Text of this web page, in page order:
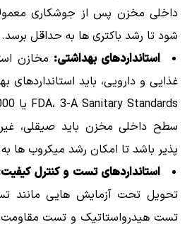
داخلی مخزن پس از جوشکاری
شود تا رشد باکتری ها به حداقل برسد.
استانداردهای بهداشتی: مخازن
غذایی و دارویی، باید استانداردهای
سطح داخلی مخزن باید صیقلی،
پذیر باشد تا امکان رشد میکروب ها
استانداردهای تست و کنترل
تحویل تحت آزمایش هایی مانند
تست هیدرواستاتیک و تست مقاومت